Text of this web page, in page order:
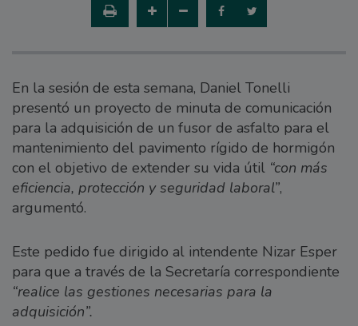
En la sesión de esta semana, Daniel Tonelli
presentó un proyecto de minuta de comunicación
para la adquisición de un fusor de asfalto para el
mantenimiento del pavimento rígido de hormigón
con el objetivo de extender su vida útil “con más
eficiencia, protección y seguridad laboral”,
argumentó.
Este pedido fue dirigido al intendente Nizar Esper
para que a través de la Secretaría correspondiente
“realice las gestiones necesarias para la
adquisición”.